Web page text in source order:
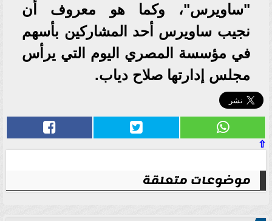
"ساويرس"، وكما هو معروف أن
نجيب ساويرس أحد المشاركين بأسهم
في مؤسسة المصري اليوم التي يرأس
مجلس إدارتها صلاح دياب.
⇧
موضوعات متعلقة